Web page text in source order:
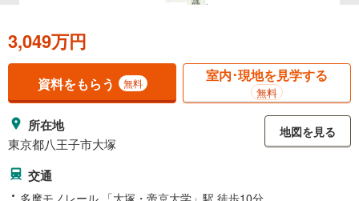
3,049万円
資料をもらう 無料 室内･現地を見学する
無料
所在地
東京都八王子市大塚
地図を見る
交通